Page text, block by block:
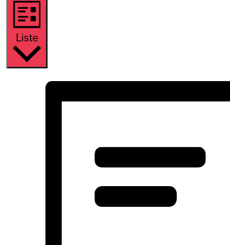
Liste